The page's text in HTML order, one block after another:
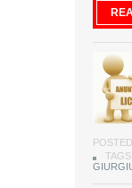
TAGS: